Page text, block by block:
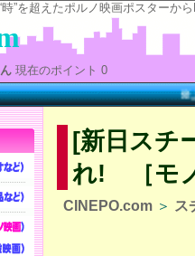
時”を超えたポルノ映画ポスター
[新日スチ
れ! ［モ
CINEPO.com ＞ ス
※上記
現在のポイント 0